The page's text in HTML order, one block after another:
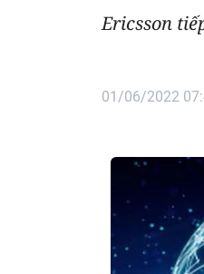
Ericsson
01/06/2022